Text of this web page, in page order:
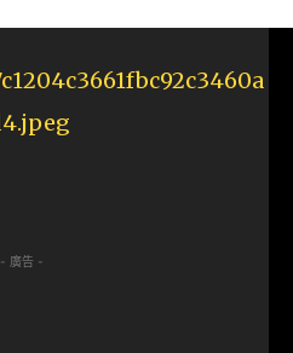
- 廣告 -